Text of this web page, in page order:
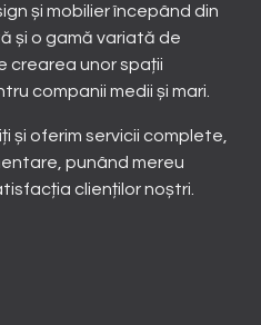
și mobilier începând din
și o gamă variată de
crearea unor spații
companii medii și mari.
și oferim servicii complete,
punând mereu
clienților noștri.